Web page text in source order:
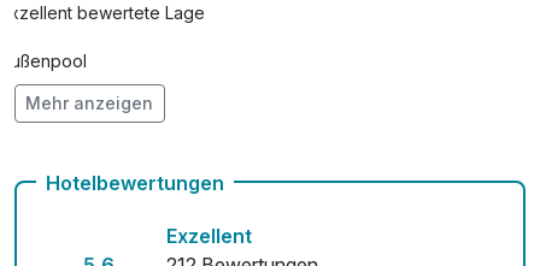
Exzellent bewertete Lage
Außenpool
Vielseitiger Wellnessbereich
Fahrradverleih
Mehr anzeigen
Hotelbewertungen
Exzellent